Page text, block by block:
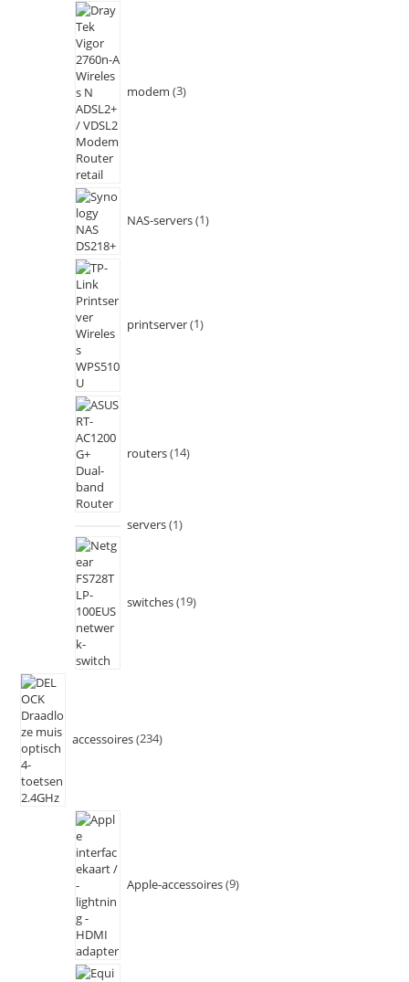
modem 3
NAS-servers 1
printserver 1
routers 14
servers 1
switches 19
accessoires 234
Apple-accessoires 9